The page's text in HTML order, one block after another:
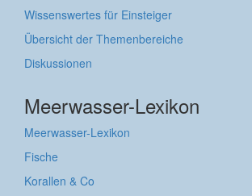
Wissenswertes für Einsteiger
Übersicht der Themenbereiche
Diskussionen
Meerwasser-Lexikon
Meerwasser-Lexikon
Fische
Korallen & Co